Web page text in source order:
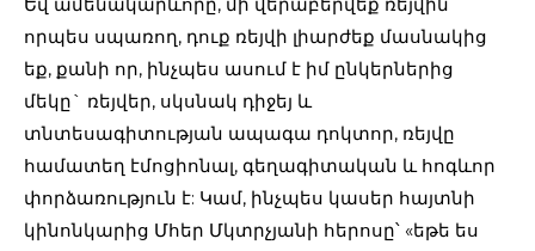
որպես սպառող, դուք ռեյվի լիարժեք մասնակից
եք, քանի որ, ինչպես ասում է իմ ընկերներից
մեկը` ռեյվեր, սկսնակ դիջեյ և
տնտեսագիտության ապագա դոկտոր, ռեյվը
համատեղ էմոցիոնալ, գեղագիտական և հոգևոր
փորձառություն է: Կամ, ինչպես կասեր հայտնի
կինոնկարից Մհեր Մկտրչյանի հերոսը՝ «եթե ես